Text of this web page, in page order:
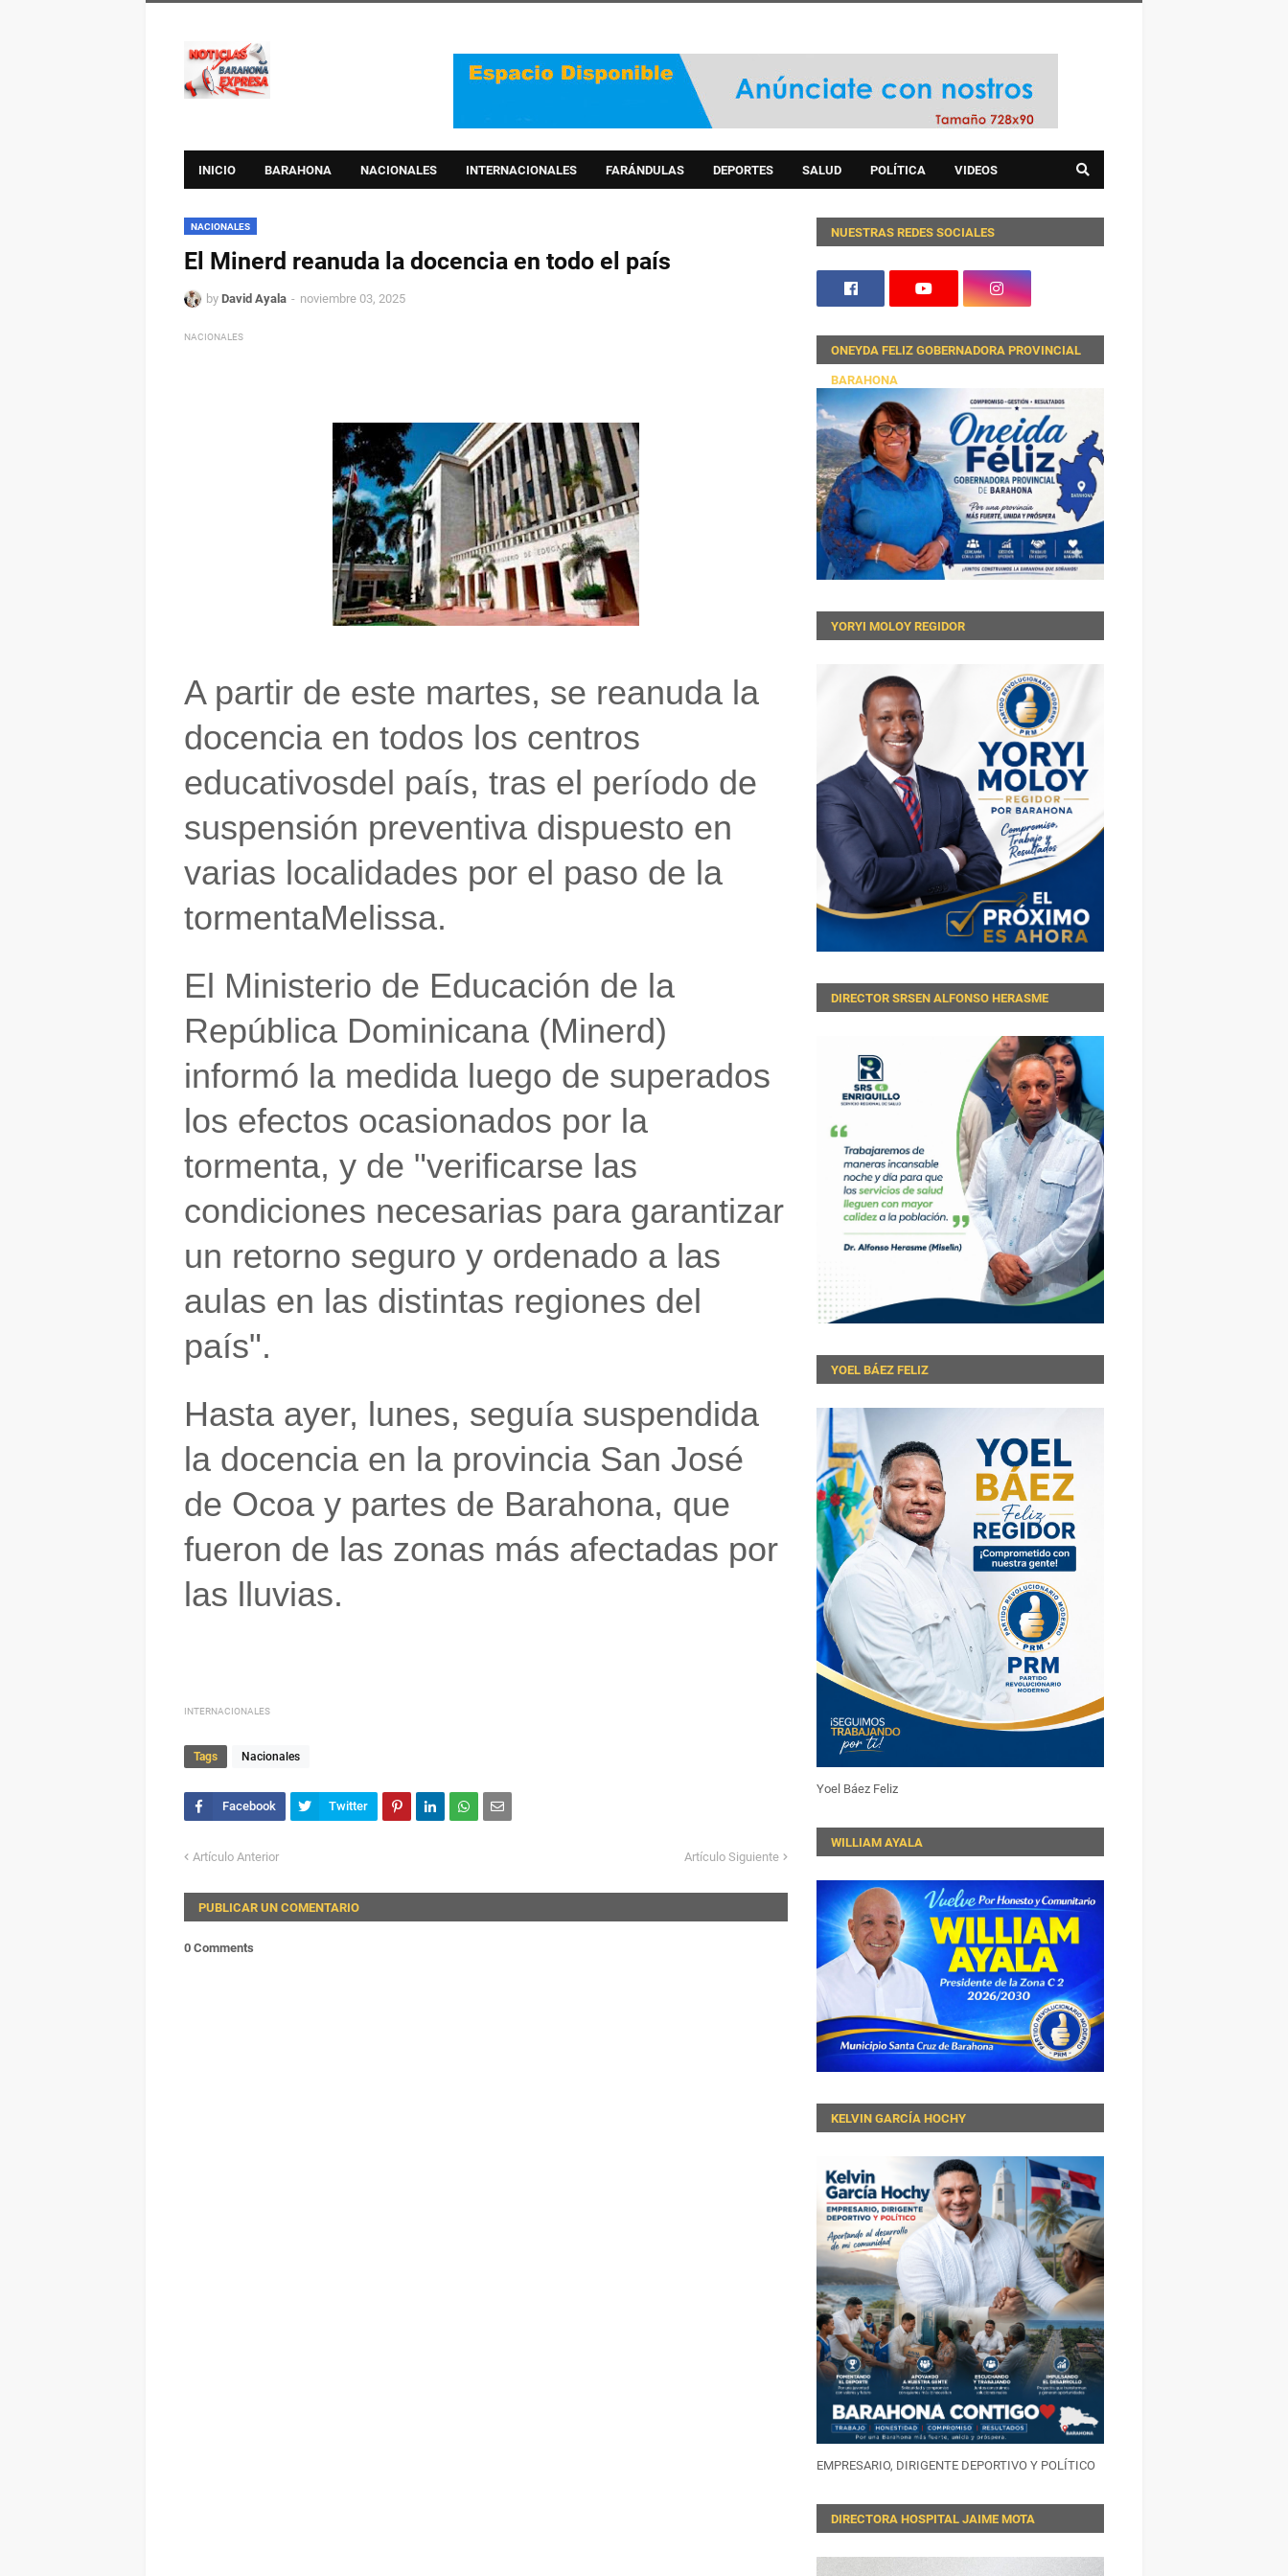
INICIO BARAHONA NACIONALES INTERNACIONALES FARÁNDULAS DEPORTES SALUD POLÍTICA VIDEOS
NACIONALES
El Minerd reanuda la docencia en todo el país
by David Ayala noviembre 03, 2025
NACIONALES
A partir de este martes, se reanuda la
docencia en todos los centros
educativosdel país, tras el período de
suspensión preventiva dispuesto en
varias localidades por el paso de la
tormentaMelissa.
El Ministerio de Educación de la
República Dominicana (Minerd)
informó la medida luego de superados
los efectos ocasionados por la
tormenta, y de "verificarse las
condiciones necesarias para garantizar
un retorno seguro y ordenado a las
aulas en las distintas regiones del
país".
Hasta ayer, lunes, seguía suspendida
la docencia en la provincia San José
de Ocoa y partes de Barahona, que
fueron de las zonas más afectadas por
las lluvias.
INTERNACIONALES
Tags Nacionales
Artículo Anterior Artículo Siguiente
PUBLICAR UN COMENTARIO
0 Comments
NUESTRAS REDES SOCIALES
ONEYDA FELIZ GOBERNADORA PROVINCIAL
BARAHONA
YORYI MOLOY REGIDOR
DIRECTOR SRSEN ALFONSO HERASME
YOEL BÁEZ FELIZ
Yoel Báez Feliz
WILLIAM AYALA
KELVIN GARCÍA HOCHY
EMPRESARIO, DIRIGENTE DEPORTIVO Y POLÍTICO
DIRECTORA HOSPITAL JAIME MOTA